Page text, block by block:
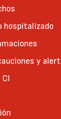
hospitalizado
y